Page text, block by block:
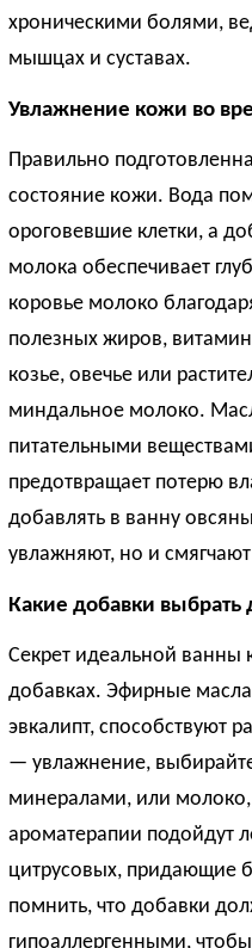
хроническими болями,
мышцах и суставах.
Увлажнение кожи во
Правильно
состояние кожи. Вода
ороговевшие клетки, а
молока обеспечивает
коровье молоко
полезных жиров,
козье, овечье или
миндальное молоко.
питательными
предотвращает потерю
добавлять в ванну
увлажняют, но и
Какие добавки выбрать
Секрет идеальной ванны
добавках. Эфирные
эвкалипт, способствуют
— увлажнение,
минералами, или молоко,
ароматерапии подойдут
цитрусовых, придающие
помнить, что добавки
гипоаллергенными,